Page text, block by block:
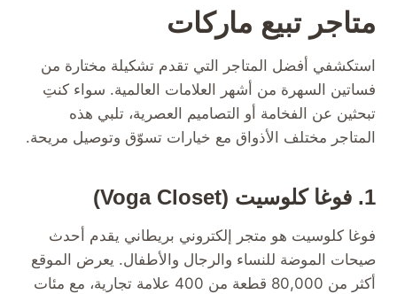
متاجر تبيع ماركات
استكشفي أفضل المتاجر التي تقدم تشكيلة مختارة من
فساتين السهرة من أشهر العلامات العالمية. سواء كنتِ
تبحثين عن الفخامة أو التصاميم العصرية، تلبي هذه
المتاجر مختلف الأذواق مع خيارات تسوّق وتوصيل مريحة.
1. فوغا كلوسيت (Voga Closet)
فوغا كلوسيت هو متجر إلكتروني بريطاني يقدم أحدث
صيحات الموضة للنساء والرجال والأطفال. يعرض الموقع
أكثر من 80,000 قطعة من 400 علامة تجارية، مع مئات